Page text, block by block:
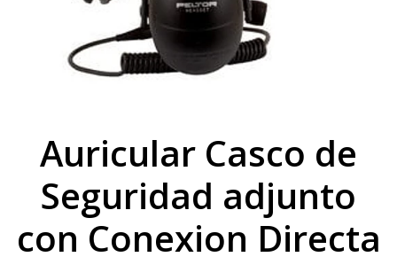
Auricular Casco de
Seguridad adjunto
con Conexion Directa